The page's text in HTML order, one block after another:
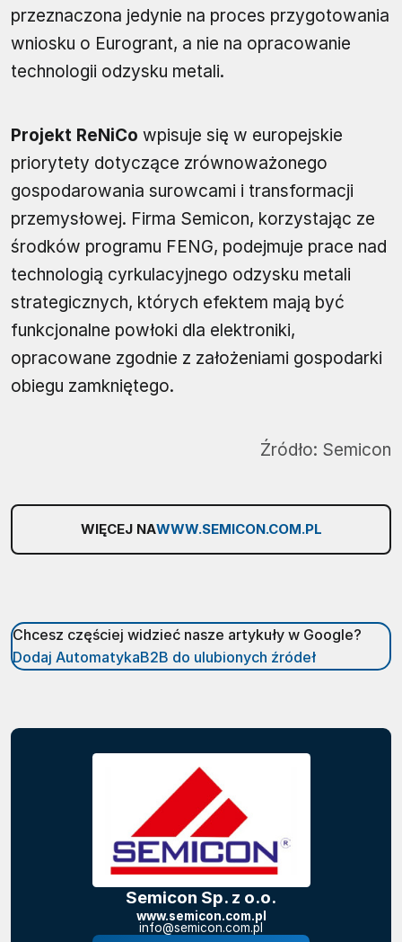
przeznaczona jedynie na proces przygotowania
wniosku o Eurogrant, a nie na opracowanie
technologii odzysku metali.
Projekt ReNiCo wpisuje się w europejskie
priorytety dotyczące zrównoważonego
gospodarowania surowcami i transformacji
przemysłowej. Firma Semicon, korzystając ze
środków programu FENG, podejmuje prace nad
technologią cyrkulacyjnego odzysku metali
strategicznych, których efektem mają być
funkcjonalne powłoki dla elektroniki,
opracowane zgodnie z założeniami gospodarki
obiegu zamkniętego.
Źródło: Semicon
WIĘCEJ NAWWW.SEMICON.COM.PL
Chcesz częściej widzieć nasze artykuły w Google?
Dodaj AutomatykaB2B do ulubionych źródeł
Semicon Sp. z o.o.
www.semicon.com.pl
info@semicon.com.pl